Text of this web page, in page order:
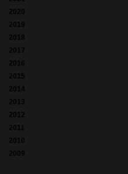
2020
2019
2018
2017
2016
2015
2014
2013
2012
2011
2010
2009